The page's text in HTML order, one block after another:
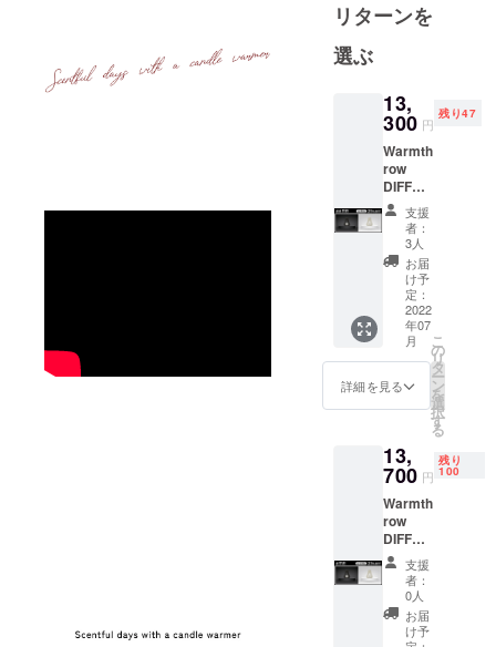
ン、高い品
質、使いや
すさにこだ
の方に満足
していただ
ける製品の
企画、設
計、制作、
輸入販売を
しておりま
リターンを
選ぶ
13,
300 円
残り47
Warmth
row
DIFFUS
A × 1
個 一般
販売予
定価格
17,800
→13,30
0円 (税
【25%
OFF】
【送料
につい
品代金
には、
ご自宅
までの
送料も
含まれ
ており
ます。
ブラッ
クとホ
ワイト
支援
者：
3人
お届
け予
定：
2022
年07
月
詳細を見る
こ
の
リ
タ
ー
ン
を
選
択
す
る
13,
700 円
残り
100
Warmth
row
DIFFUS
A × 1
個 一般
販売予
定価格
17,800
支援
者：
0人
お届
け予